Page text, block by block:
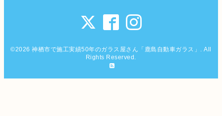
©2026神栖市で施工実績50年のガラス屋さん「鹿島自動車ガラス」 . All
Rights Reserved.